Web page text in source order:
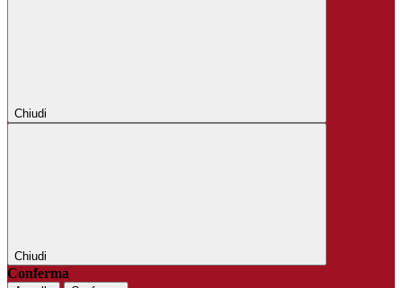
Chiudi
Chiudi
Conferma